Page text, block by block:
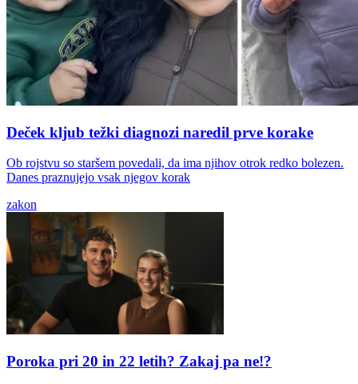
Deček kljub težki diagnozi naredil prve korake
Ob rojstvu so staršem povedali, da ima njihov otrok redko bolezen.
Danes praznujejo vsak njegov korak
zakon
Poroka pri 20 in 22 letih? Zakaj pa ne!?